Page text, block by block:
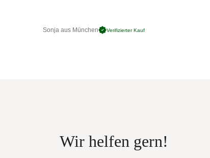
Sonja aus München Verifizierter Kauf
Wir helfen gern!